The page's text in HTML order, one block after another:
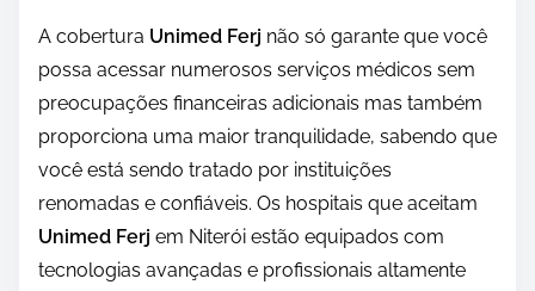
A cobertura Unimed Ferj não só garante que você
possa acessar numerosos serviços médicos sem
preocupações financeiras adicionais mas também
proporciona uma maior tranquilidade, sabendo que
você está sendo tratado por instituições
renomadas e confiáveis. Os hospitais que aceitam
Unimed Ferj em Niterói estão equipados com
tecnologias avançadas e profissionais altamente